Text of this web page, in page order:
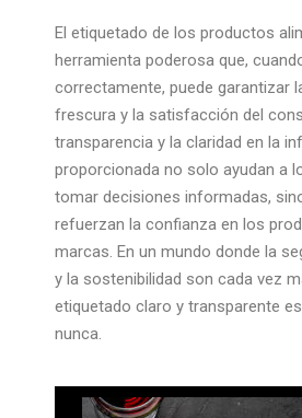
El etiquetado de los productos
herramienta poderosa que,
correctamente, puede garantizar
frescura y la satisfacción del
transparencia y la claridad en la
proporcionada no solo ayudan a
tomar decisiones informadas,
refuerzan la confianza en los
marcas. En un mundo donde la
y la sostenibilidad son cada vez
etiquetado claro y transparente
nunca.